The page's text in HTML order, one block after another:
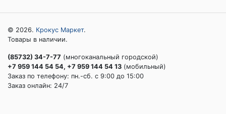
© 2026. Крокус Маркет.
Товары в наличии.
(85732) 34-7-77 (многоканальный городской)
+7 959 144 54 54, +7 959 144 54 13 (мобильный)
Заказ по телефону: пн.-сб. c 9:00 до 15:00
Заказ онлайн: 24/7